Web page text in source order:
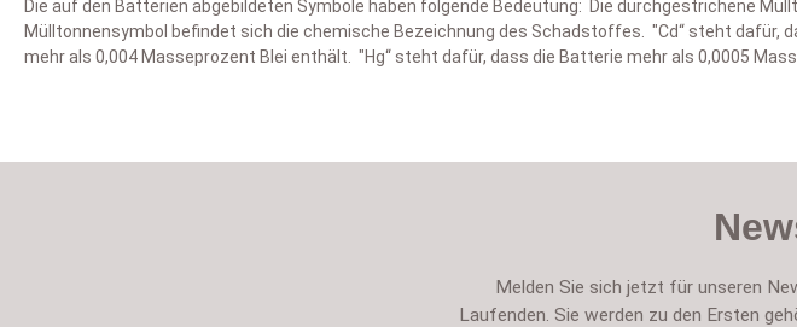
Die auf den Batterien abgebildeten Symbole haben folgende Bedeutung: Die durchgestrichene
Mülltonnensymbol befindet sich die chemische Bezeichnung des Schadstoffes. "Cd“ steht
mehr als 0,004 Masseprozent Blei enthält. "Hg“ steht dafür, dass die Batterie mehr als 0,0005
Melden Sie sich jetzt für unseren
Laufenden. Sie werden zu den Ersten